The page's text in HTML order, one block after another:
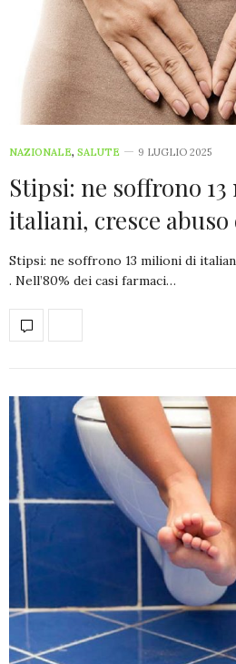
NAZIONALE, SALUTE 9 LUGLIO 2025
Stipsi: ne soffrono
italiani, cresce
Stipsi: ne soffrono 13 milioni di
. Nell’80% dei casi farmaci…